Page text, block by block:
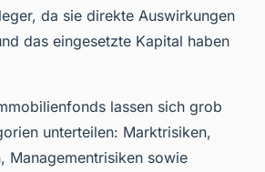
da sie direkte Auswirkungen
das eingesetzte Kapital haben
lassen sich grob
unterteilen: Marktrisiken,
Managementrisiken sowie